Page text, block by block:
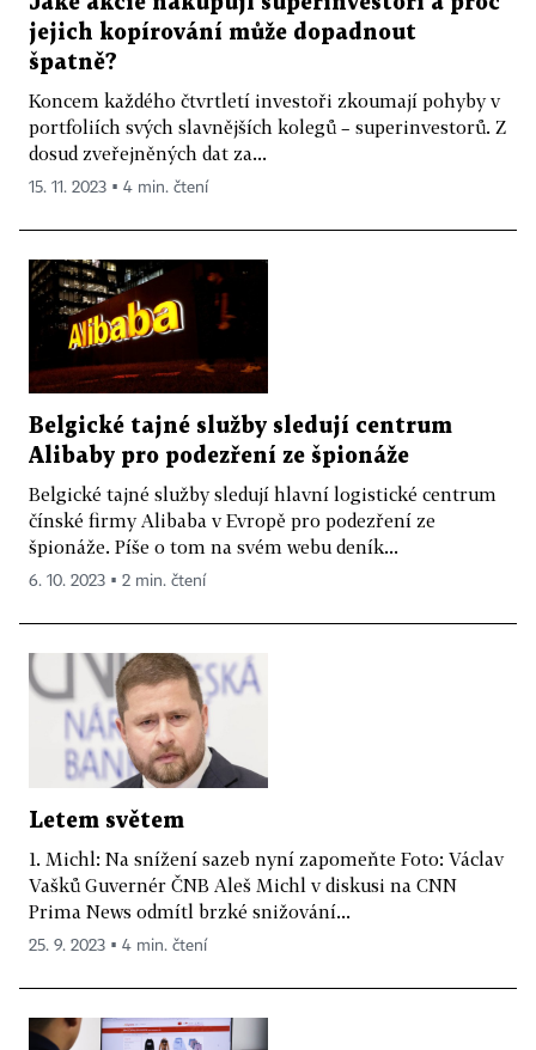
jejich kopírování může dopadnout
špatně?
Koncem každého čtvrtletí investoři zkoumají pohyby v
portfoliích svých slavnějších kolegů – superinvestorů. Z
dosud zveřejněných dat za...
15. 11. 2023 ▪ 4 min. čtení
Belgické tajné služby sledují centrum
Alibaby pro podezření ze špionáže
Belgické tajné služby sledují hlavní logistické centrum
čínské firmy Alibaba v Evropě pro podezření ze
špionáže. Píše o tom na svém webu deník...
6. 10. 2023 ▪ 2 min. čtení
Letem světem
1. Michl: Na snížení sazeb nyní zapomeňte Foto: Václav
Vašků Guvernér ČNB Aleš Michl v diskusi na CNN
Prima News odmítl brzké snižování...
25. 9. 2023 ▪ 4 min. čtení